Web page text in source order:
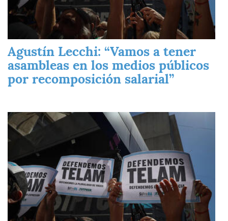
Agustín Lecchi: “Vamos a tener
asambleas en los medios públicos
por recomposición salarial”
Imagen